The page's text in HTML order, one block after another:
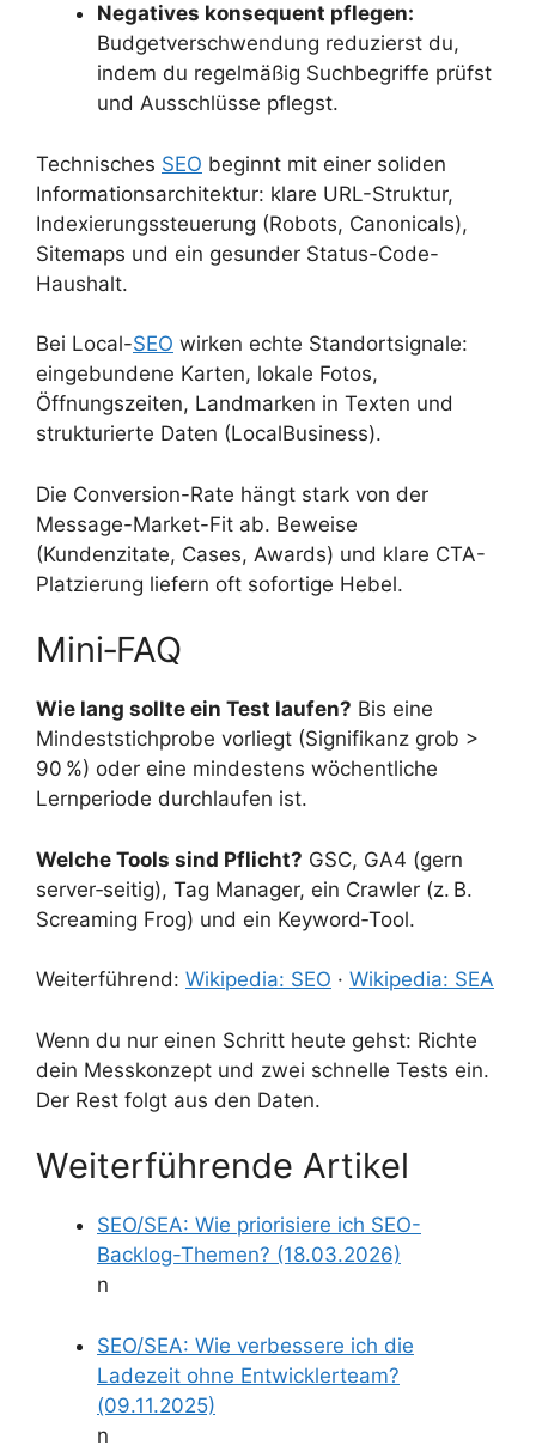
Negatives konsequent pflegen:
Budgetverschwendung reduzierst du,
indem du regelmäßig Suchbegriffe prüfst
und Ausschlüsse pflegst.
Technisches SEO beginnt mit einer soliden
Informationsarchitektur: klare URL-Struktur,
Indexierungssteuerung (Robots, Canonicals),
Sitemaps und ein gesunder Status-Code-
Haushalt.
Bei Local-SEO wirken echte Standortsignale:
eingebundene Karten, lokale Fotos,
Öffnungszeiten, Landmarken in Texten und
strukturierte Daten (LocalBusiness).
Die Conversion-Rate hängt stark von der
Message-Market-Fit ab. Beweise
(Kundenzitate, Cases, Awards) und klare CTA-
Platzierung liefern oft sofortige Hebel.
Mini‑FAQ
Wie lang sollte ein Test laufen? Bis eine
Mindeststichprobe vorliegt (Signifikanz grob >
90 %) oder eine mindestens wöchentliche
Lernperiode durchlaufen ist.
Welche Tools sind Pflicht? GSC, GA4 (gern
server‑seitig), Tag Manager, ein Crawler (z. B.
Screaming Frog) und ein Keyword‑Tool.
Weiterführend: Wikipedia: SEO · Wikipedia: SEA
Wenn du nur einen Schritt heute gehst: Richte
dein Messkonzept und zwei schnelle Tests ein.
Der Rest folgt aus den Daten.
Weiterführende Artikel
SEO/SEA: Wie priorisiere ich SEO-
Backlog-Themen? (18.03.2026)
n
SEO/SEA: Wie verbessere ich die
Ladezeit ohne Entwicklerteam?
(09.11.2025)
n